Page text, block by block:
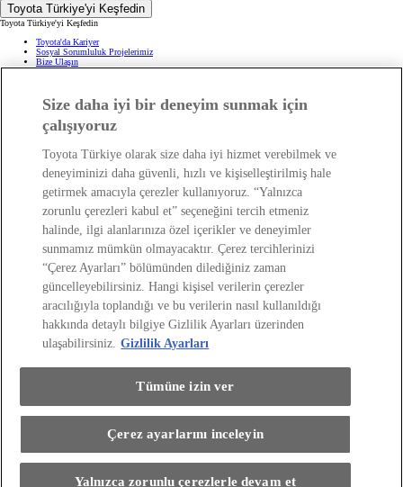
Bu araçla ilgileniyorum
Toyota Türkiye'yi Keşfedin
Toyota Türkiye'yi Keşfedin
Toyota'da Kariyer
Sosyal Sorumluluk Projelerimiz
Bize Ulaşın
Haberler ve Etkinlikler
Hafif Ticari: Toyota Professional
SUV
Toyota Blog
Ağaçlandırma Seferberliği
Yasal Bilgilendirme
Yasal Bilgilendirme
Yasal Uyarı ve Bilgilendirme
Çerez Politikası
Kişisel Verilerin Korunması
Kişisel Veri Paylaşımı ve İletişim İzni
Bilgi Toplumu Hizmetleri(Opens in new window)
TAKATA Hava Yastığı Geri Çağırma
Yakıt Ekonomisi ve CO2 Emisyonu
Pazarlama Faaliyetleri İçin Açık Rıza
Web Erişilebilirlik Beyanı
(Opens in new window)
(Opens in new window)
(Opens in new window)
Gizlilik Ayarları
Size daha iyi bir deneyim sunmak için
çalışıyoruz
Toyota Türkiye olarak size daha iyi hizmet verebilmek ve
deneyiminizi daha güvenli, hızlı ve kişiselleştirilmiş hale
getirmek amacıyla çerezler kullanıyoruz. “Yalnızca
zorunlu çerezleri kabul et” seçeneğini tercih etmeniz
halinde, ilgi alanlarınıza özel içerikler ve deneyimler
sunmamız mümkün olmayacaktır. Çerez tercihlerinizi
“Çerez Ayarları” bölümünden dilediğiniz zaman
güncelleyebilirsiniz. Hangi kişisel verilerin çerezler
aracılığıyla toplandığı ve bu verilerin nasıl kullanıldığı
hakkında detaylı bilgiye Gizlilik Ayarları üzerinden
ulaşabilirsiniz. Gizlilik Ayarları
Çerez ayarlarını inceleyin
Yalnızca zorunlu çerezlerle devam et
Tümüne izin ver